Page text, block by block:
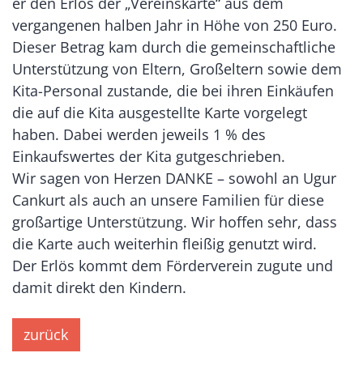
vergangenen halben Jahr in Höhe von 250 Euro.
Dieser Betrag kam durch die gemeinschaftliche
Unterstützung von Eltern, Großeltern sowie dem
Kita-Personal zustande, die bei ihren Einkäufen
die auf die Kita ausgestellte Karte vorgelegt
haben. Dabei werden jeweils 1 % des
Einkaufswertes der Kita gutgeschrieben.
Wir sagen von Herzen DANKE – sowohl an Ugur
Cankurt als auch an unsere Familien für diese
großartige Unterstützung. Wir hoffen sehr, dass
die Karte auch weiterhin fleißig genutzt wird.
Der Erlös kommt dem Förderverein zugute und
damit direkt den Kindern.
zurück